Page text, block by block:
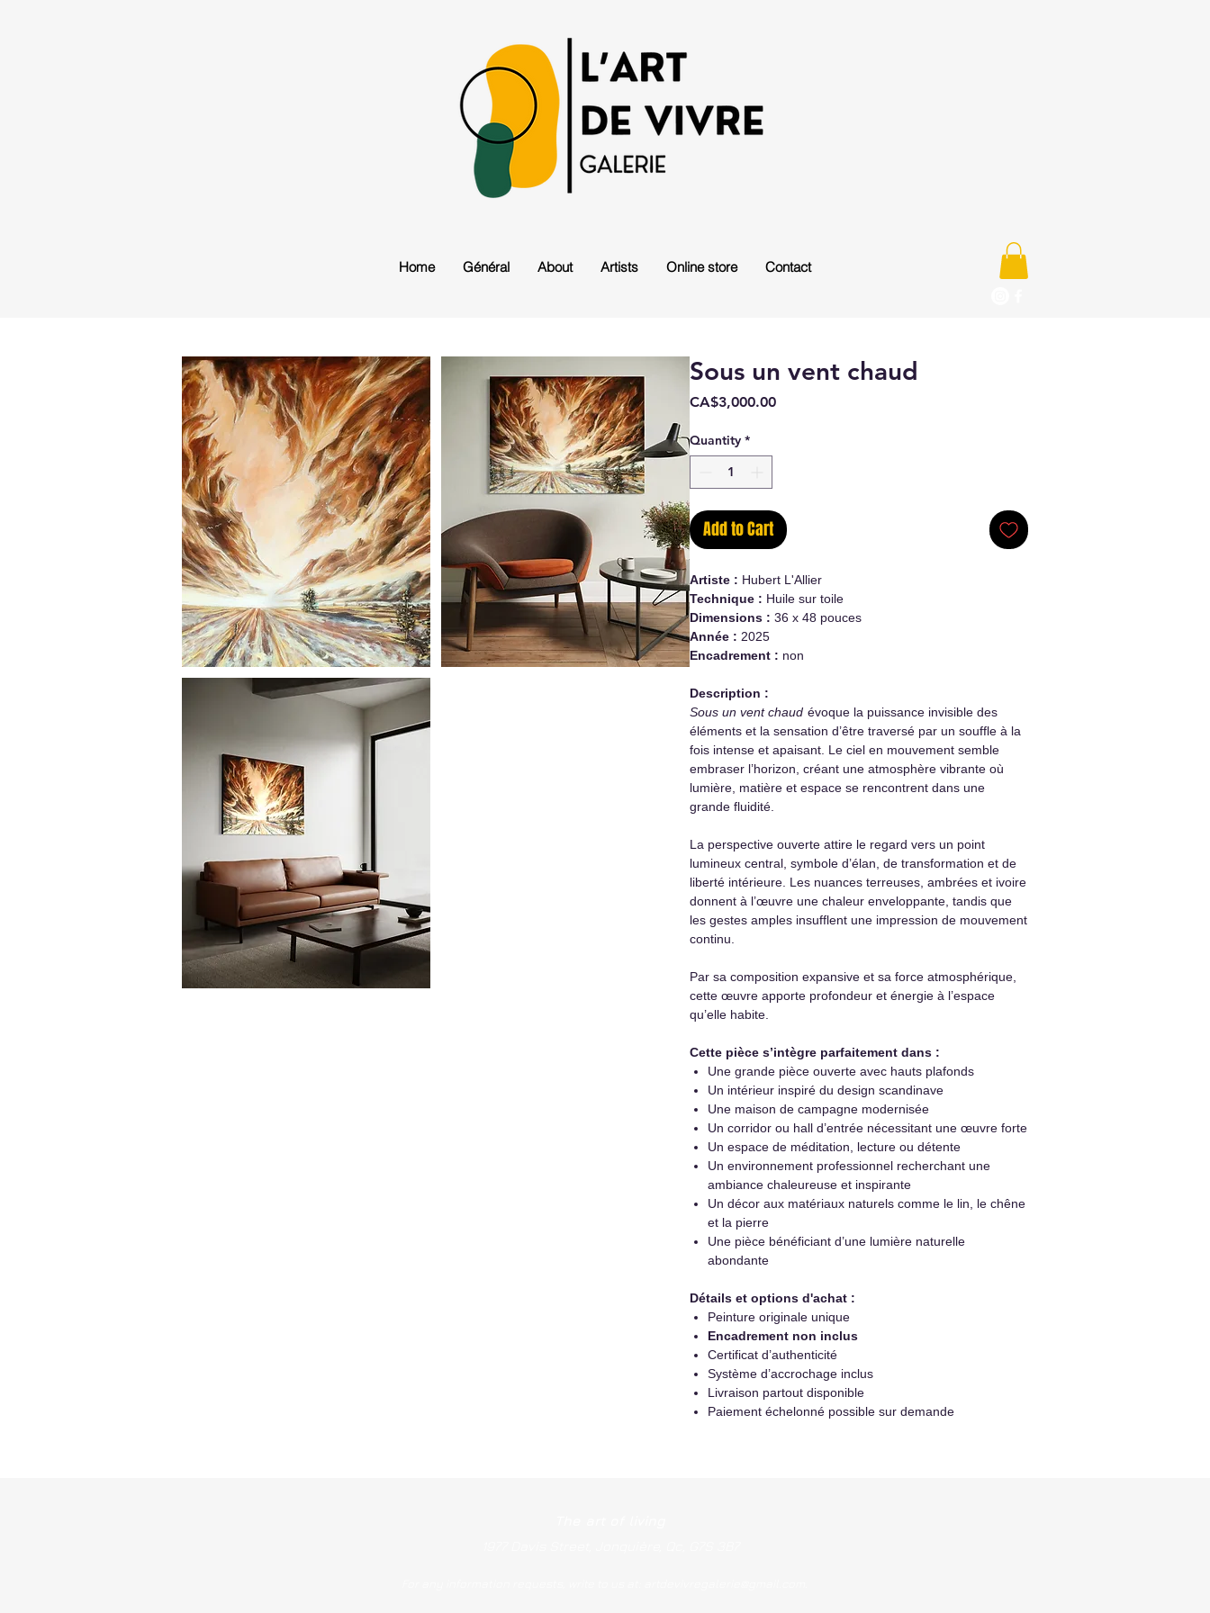
Home Général About Artists Online store Contact
Sous un vent chaud
CA$3,000.00Price
Quantity *
Add to Cart
Artiste : Hubert L'Allier
Technique : Huile sur toile
Dimensions : 36 x 48 pouces
Année : 2025
Encadrement : non
Description :
Sous un vent chaud évoque la puissance invisible des
éléments et la sensation d’être traversé par un souffle à la
fois intense et apaisant. Le ciel en mouvement semble
embraser l’horizon, créant une atmosphère vibrante où
lumière, matière et espace se rencontrent dans une
grande fluidité.
La perspective ouverte attire le regard vers un point
lumineux central, symbole d’élan, de transformation et de
liberté intérieure. Les nuances terreuses, ambrées et ivoire
donnent à l’œuvre une chaleur enveloppante, tandis que
les gestes amples insufflent une impression de mouvement
continu.
Par sa composition expansive et sa force atmosphérique,
cette œuvre apporte profondeur et énergie à l’espace
qu’elle habite.
Cette pièce s’intègre parfaitement dans :
Une grande pièce ouverte avec hauts plafonds
Un intérieur inspiré du design scandinave
Une maison de campagne modernisée
Un corridor ou hall d’entrée nécessitant une œuvre forte
Un espace de méditation, lecture ou détente
Un environnement professionnel recherchant une
ambiance chaleureuse et inspirante
Un décor aux matériaux naturels comme le lin, le chêne
et la pierre
Une pièce bénéficiant d’une lumière naturelle
abondante
Détails et options d'achat :
Peinture originale unique
Encadrement non inclus
Certificat d’authenticité
Système d’accrochage inclus
Livraison partout disponible
Paiement échelonné possible sur demande